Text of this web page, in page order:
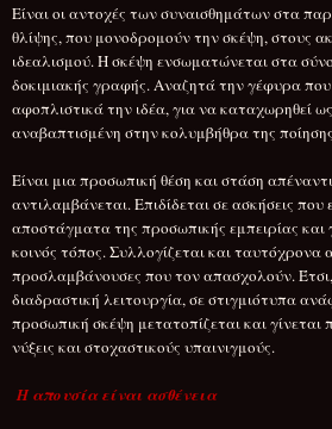
Είναι οι αντοχές των συναισθημάτων στα
θλίψης, που μονοδρομούν την σκέψη, στους
ιδεαλισμού. Η σκέψη ενσωματώνεται στα
δοκιμιακής γραφής. Αναζητά την γέφυρα που
αφοπλιστικά την ιδέα, για να καταχωρηθεί
αναβαπτισμένη στην κολυμβήθρα της
Είναι μια προσωπική θέση και στάση
αντιλαμβάνεται. Επιδίδεται σε ασκήσεις
αποστάγματα της προσωπικής εμπειρίας και
κοινός τόπος. Συλλογίζεται και ταυτόχρονα
προσλαμβάνουσες που τον απασχολούν.
διαδραστική λειτουργία, σε στιγμιότυπα
προσωπική σκέψη μετατοπίζεται και γίνεται
νύξεις και στοχαστικούς υπαινιγμούς.
Η απουσία είναι ασθένεια